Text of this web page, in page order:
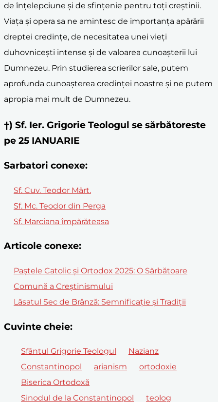
de înțelepciune și de sfințenie pentru toți creștinii.
Viața și opera sa ne amintesc de importanța apărării
dreptei credințe, de necesitatea unei vieți
duhovnicești intense și de valoarea cunoașterii lui
Dumnezeu. Prin studierea scrierilor sale, putem
aprofunda cunoașterea credinței noastre și ne putem
apropia mai mult de Dumnezeu.
†) Sf. Ier. Grigorie Teologul se sărbătoreste
pe 25 IANUARIE
Sarbatori conexe:
Sf. Cuv. Teodor Mărt.
Sf. Mc. Teodor din Perga
Sf. Marciana împărăteasa
Articole conexe:
Paștele Catolic și Ortodox 2025: O Sărbătoare
Comună a Creștinismului
Lăsatul Sec de Brânză: Semnificație și Tradiții
Cuvinte cheie:
Sfântul Grigorie Teologul
Nazianz
Constantinopol
arianism
ortodoxie
Biserica Ortodoxă
Sinodul de la Constantinopol
teolog